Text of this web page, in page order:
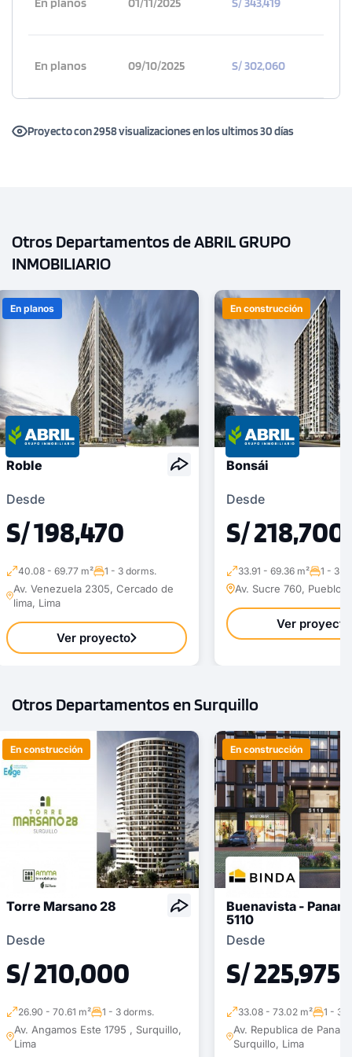
En planos 09/10/2025 S/ 302,060
Proyecto con 2958 visualizaciones en los ultimos 30 días
Otros Departamentos de ABRIL GRUPO
INMOBILIARIO
En planos
Roble
Desde
S/ 198,470
40.08 - 69.77 m² 1 - 3 dorms.
Av. Venezuela 2305, Cercado de
lima, Lima
Ver proyecto
En construcción
Bonsái
Desde
S/ 218,700
33.91 - 69.36 m² 1 - 3
Av. Sucre 760, Pueblo
Ver proyecto
Otros Departamentos en Surquillo
En construcción
Torre Marsano 28
Desde
S/ 210,000
26.90 - 70.61 m² 1 - 3 dorms.
Av. Angamos Este 1795 , Surquillo,
Lima
En construcción
Buenavista -
5110
Desde
S/ 225,975
33.08 - 73.02 m² 1 - 3
Av. Republica de
Surquillo, Lima